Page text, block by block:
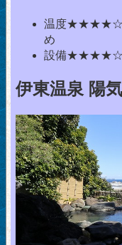
温度
め
設備
伊東温泉 陽